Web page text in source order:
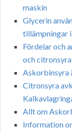
maskin
Glycerin
tillämpningar
Fördelar och
och citronsyra
Askorbinsyra
Citronsyra
Allt om
Information